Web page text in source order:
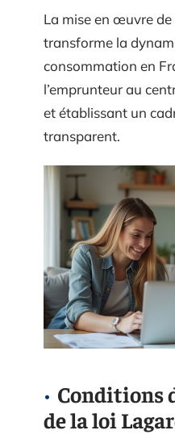
La mise en œuvre
transforme la
consommation en
l’emprunteur au
et établissant un
transparent.
Conditions
de la loi